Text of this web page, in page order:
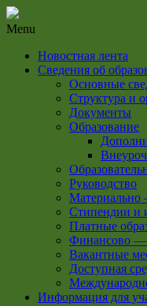
Menu
Новостная лента
Сведения об
Основные
Структура и
Документы
Образование
Руководство
Материально
Стипендии и
Платные
Финансово —
Вакантные
Доступная
Информация для